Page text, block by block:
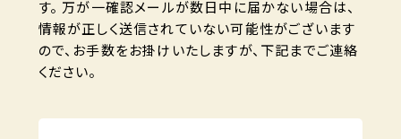
す。 万が一確認メールが数日中に届かない場合は、
情報が正しく送信されていない可能性がございます
ので、お手数をお掛けいたしますが、下記までご連絡
ください。